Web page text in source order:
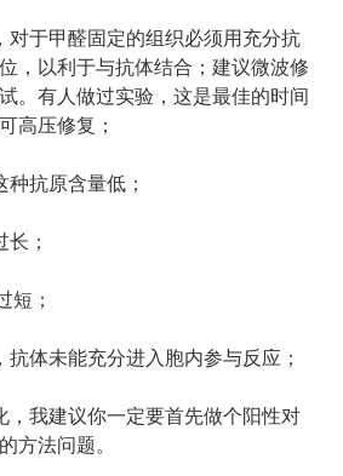
对于甲醛固定的组织必须用充分抗
，以利于与抗体结合；建议微波修
。有人做过实验，这是最佳的时间
高压修复；
抗原含量低；
；
短；
体未能充分进入胞内参与反应；
，我建议你一定要首先做个阳性对
方法问题。